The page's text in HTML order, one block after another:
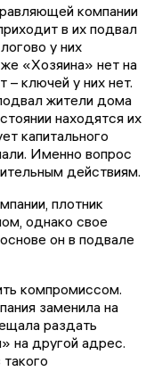
компании
в их подвал
у них
«Хозяина» нет на
– ключей у них нет.
жители дома
находятся их
капитального
Именно вопрос
действиям.
плотник
однако свое
он в подвале
компромиссом.
заменила на
раздать
на другой адрес.